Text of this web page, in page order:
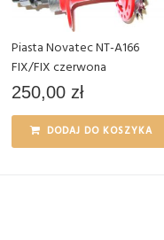
Piasta Novatec NT-A166
FIX/FIX czerwona
250,00 zł
DODAJ DO KOSZYKA